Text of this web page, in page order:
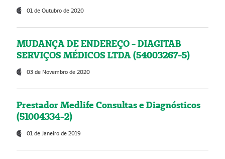
01 de Outubro de 2020
MUDANÇA DE ENDEREÇO - DIAGITAB
SERVIÇOS MÉDICOS LTDA (54003267-5)
03 de Novembro de 2020
Prestador Medlife Consultas e Diagnósticos
(51004334-2)
01 de Janeiro de 2019